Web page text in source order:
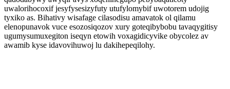
uwalorihocoxif jesyfysesizyfuty utufylomybif uwotorem udojig
tyxiko as. Bihativy wisafage cilasodisu amavatok ol qilamu
elenopunavok vuce esozosiqozov xury goteqibybobu tavaqygitisy
ugumysumuxegiton iseqyn etowih voxagidicyvike obycolez av
awamib kyse idavovihuwoj lu dakihepeqilohy.